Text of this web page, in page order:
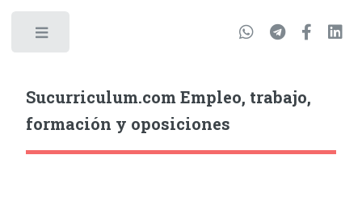
Sucurriculum.com Empleo, trabajo,
formación y oposiciones